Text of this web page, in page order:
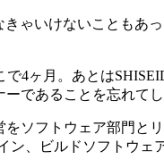
きゃいけないこともあ
で4ヶ月。あとは
であることを忘れてし
ソフトウェア部門とリ
、ビルドソフトウェ